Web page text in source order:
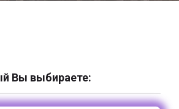
Вы выбираете: